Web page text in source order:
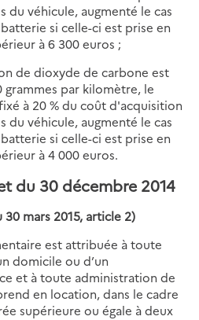
du véhicule, augmenté le cas
si celle-ci est prise en
à 6 300 euros ;
de dioxyde de carbone est
par kilomètre, le
à 20 % du coût d'acquisition
du véhicule, augmenté le cas
si celle-ci est prise en
à 4 000 euros.
du 30 décembre 2014
30 mars 2015, article 2)
est attribuée à toute
domicile ou d’un
et à toute administration de
en location, dans le cadre
supérieure ou égale à deux